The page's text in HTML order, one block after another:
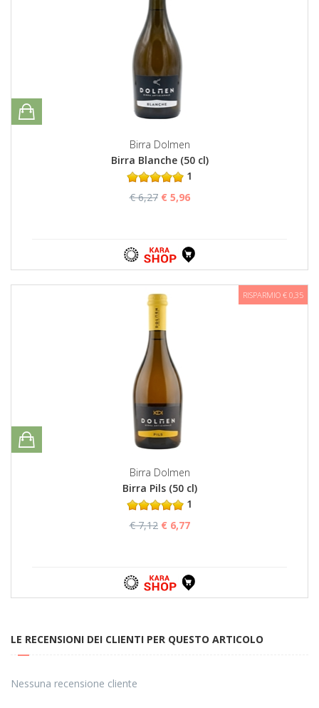
Birra Dolmen
Birra Blanche (50 cl)
1
€ 6,27 € 5,96
RISPARMIO € 0,35
Birra Dolmen
Birra Pils (50 cl)
1
€ 7,12 € 6,77
LE RECENSIONI DEI CLIENTI PER QUESTO ARTICOLO
Nessuna recensione cliente